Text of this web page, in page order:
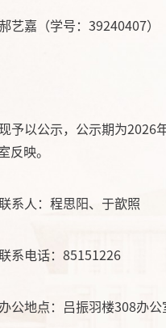
艺嘉（学号：39240407）
予以公示，公示期为2026
反映。
系人：程思阳、于歆照
系电话：85151226
公地点：吕振羽楼308办公